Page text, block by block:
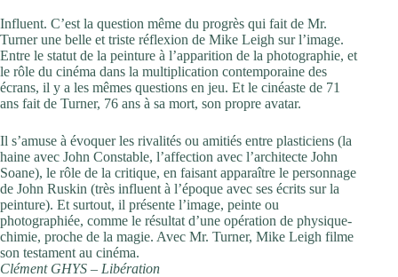
Influent. C’est la question même du progrès qui fait de Mr.
Turner une belle et triste réflexion de Mike Leigh sur l’image.
Entre le statut de la peinture à l’apparition de la photographie, et
le rôle du cinéma dans la multiplication contemporaine des
écrans, il y a les mêmes questions en jeu. Et le cinéaste de 71
ans fait de Turner, 76 ans à sa mort, son propre avatar.
Il s’amuse à évoquer les rivalités ou amitiés entre plasticiens (la
haine avec John Constable, l’affection avec l’architecte John
Soane), le rôle de la critique, en faisant apparaître le personnage
de John Ruskin (très influent à l’époque avec ses écrits sur la
peinture). Et surtout, il présente l’image, peinte ou
photographiée, comme le résultat d’une opération de physique-
chimie, proche de la magie. Avec Mr. Turner, Mike Leigh filme
son testament au cinéma.
Clément GHYS – Libération